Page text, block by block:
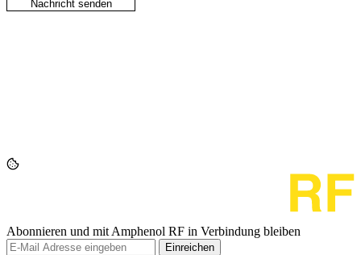
Abonnieren und mit Amphenol RF in Verbindung bleiben
Einreichen